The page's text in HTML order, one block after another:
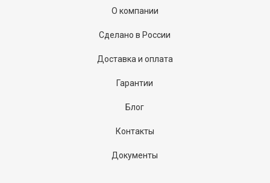
О компании
Сделано в России
Доставка и оплата
Гарантии
Блог
Контакты
Документы